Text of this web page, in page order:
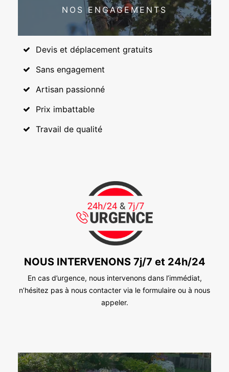
NOS ENGAGEMENTS
Devis et déplacement gratuits
Sans engagement
Artisan passionné
Prix imbattable
Travail de qualité
NOUS INTERVENONS 7j/7 et 24h/24
En cas d’urgence, nous intervenons dans l’immédiat,
n’hésitez pas à nous contacter via le formulaire ou à nous
appeler.